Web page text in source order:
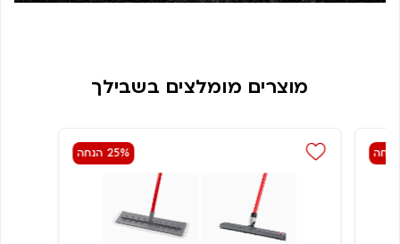
מוצרים מומלצים בשבילך
25% הנחה